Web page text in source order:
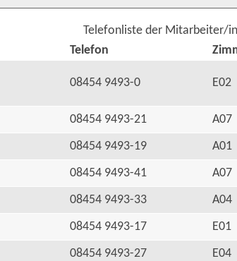
Telefonliste der Mitarbeiter/
Telefon
08454 9493-0 E02
08454 9493-21
A07
08454 9493-19
A01
08454 9493-41
A07
08454 9493-33
A04
08454 9493-17
E01
08454 9493-27
E04